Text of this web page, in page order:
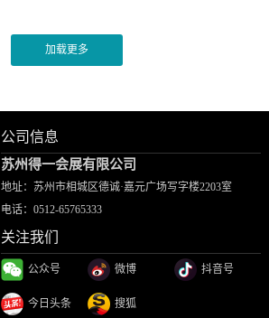
公司信息
苏州得一会展有限公司
地址：苏州市相城区德诚·嘉元广场写字楼2203室
电话： 0512-65765333
关注我们
公众号 微博 抖音号
今日头条 搜狐